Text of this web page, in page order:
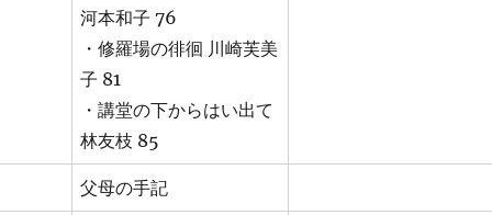
河本和子 76
・修羅場の徘徊 川崎芙美
子 81
・講堂の下からはい出て
林友枝 85
父母の手記